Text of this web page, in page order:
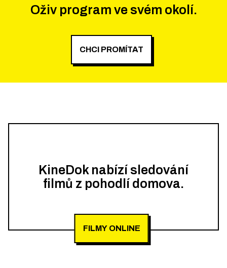
Oživ program ve svém okolí.
CHCI PROMÍTAT
KineDok nabízí sledování
filmů z pohodlí domova.
FILMY ONLINE